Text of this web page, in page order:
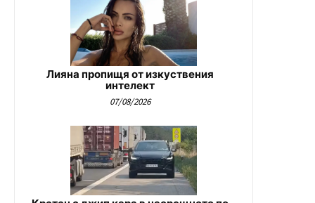
Лияна пропищя от изкуствения
интелект
07/08/2026